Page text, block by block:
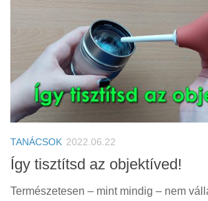
TANÁCSOK 2022.06.22
Így tisztítsd az objektíved!
Természetesen – mint mindig – nem